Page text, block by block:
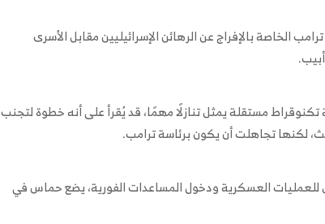
الخاصة بالإفراج عن الرهائن الإسرائيليين مقابل الأسرى
تكنوقراط مستقلة يمثل تنازلًا مهمًا، قد يُقرأ على أنه خطوة لتجنب
لكنها تجاهلت أن يكون برئاسة ترامب.
العسكرية ودخول المساعدات الفورية، يضع حماس في